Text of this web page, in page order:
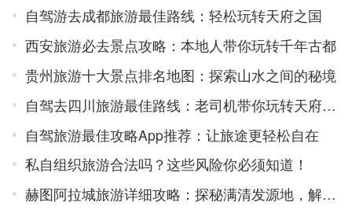
自驾游去成都旅游最佳路线：轻松玩转天府之国
西安旅游必去景点攻略：本地人带你玩转千年古都
贵州旅游十大景点排名地图：探索山水之间的秘境
自驾去四川旅游最佳路线：老司机带你玩转天府之国
自驾旅游最佳攻略App推荐：让旅途更轻松自在
私自组织旅游合法吗？这些风险你必须知道！
赫图阿拉城旅游详细攻略：探秘满清发源地，解锁历史与自然的双重魅力